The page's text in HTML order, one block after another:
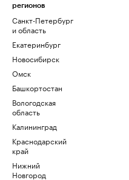
регионов
Санкт-Петербург
и область
Екатеринбург
Новосибирск
Омск
Башкортостан
Вологодская
область
Калининград
Краснодарский
край
Нижний
Новгород